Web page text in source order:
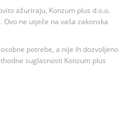
ažuriraju, Konzum plus d.o.o.
ne utječe na vaša zakonska
potrebe, a nije ih dozvoljeno
suglasnosti Konzum plus